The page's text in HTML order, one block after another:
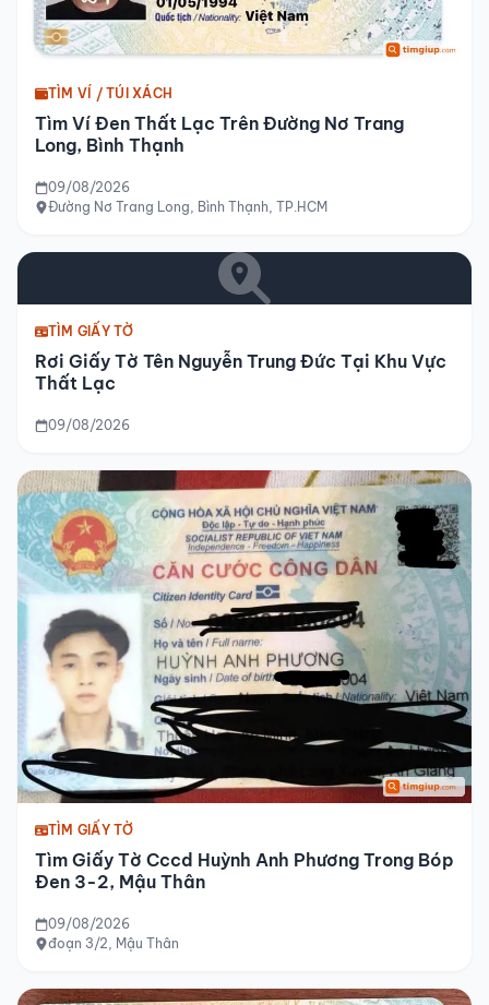
TÌM VÍ / TÚI XÁCH
Tìm Ví Đen Thất Lạc Trên Đường Nơ Trang
Long, Bình Thạnh
09/08/2026
Đường Nơ Trang Long, Bình Thạnh, TP.HCM
TÌM GIẤY TỜ
Rơi Giấy Tờ Tên Nguyễn Trung Đức Tại Khu Vực
Thất Lạc
09/08/2026
TÌM GIẤY TỜ
Tìm Giấy Tờ Cccd Huỳnh Anh Phương Trong Bóp
Đen 3-2, Mậu Thân
09/08/2026
đoạn 3/2, Mậu Thân